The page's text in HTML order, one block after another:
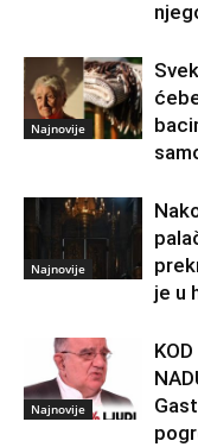
Najnovije
Najnovije
je u
Najnovije